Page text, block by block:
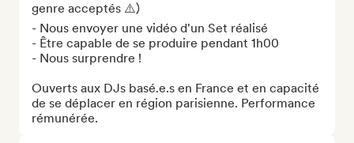
genre acceptés ⚠️)
- Nous envoyer une vidéo d'un Set réalisé
- Être capable de se produire pendant 1h00
- Nous surprendre !
Ouverts aux DJs basé.e.s en France et en capacité
de se déplacer en région parisienne. Performance
rémunérée.